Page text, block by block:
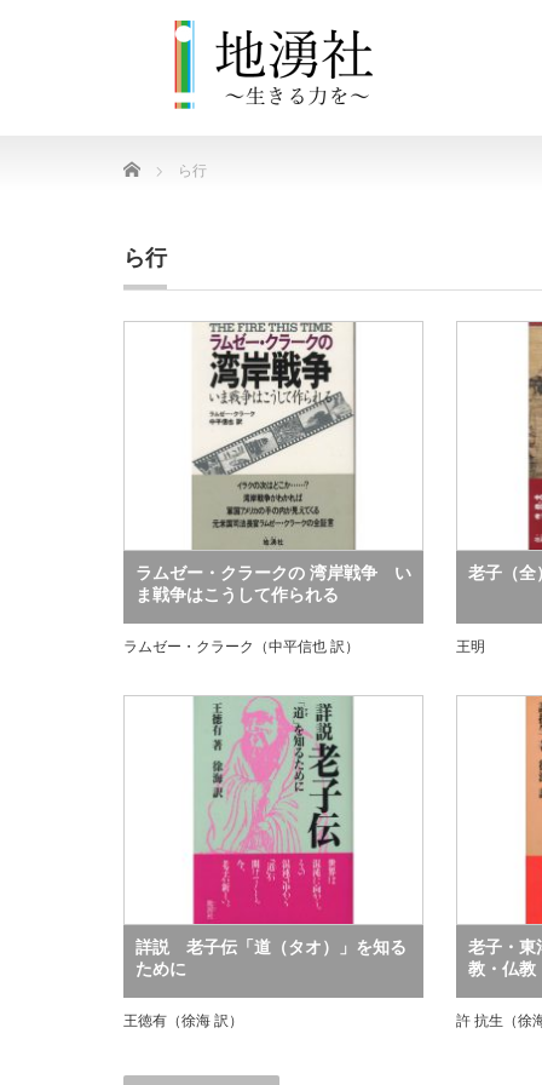
Home ら行
ら行
ラムゼー・クラークの 湾岸戦争 い
ま戦争はこうして作られる
ラムゼー・クラーク（中平信也 訳）
老子（全
王明
詳説 老子伝「道（タオ）」を知る
ために
王徳有（徐海 訳）
老子・
教・仏教
許 抗生（徐